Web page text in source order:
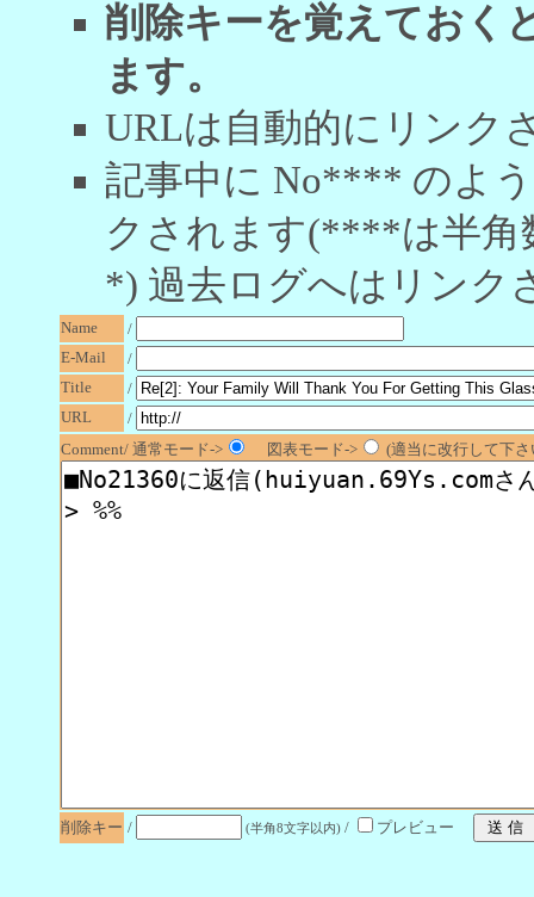
削除キーを覚えておく
ます。
URLは自動的にリンク
記事中に No**** のよ
クされます(****は半角
*) 過去ログへはリンク
Name
/
E-Mail
/
Title
/
URL
/
Comment/ 通常モード->
図表モード-> (適当に改行して下
削除キー / (半角8文字以内) / プレビュー